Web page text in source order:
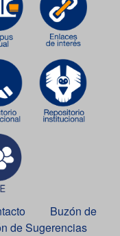
Buzón de
de Sugerencias